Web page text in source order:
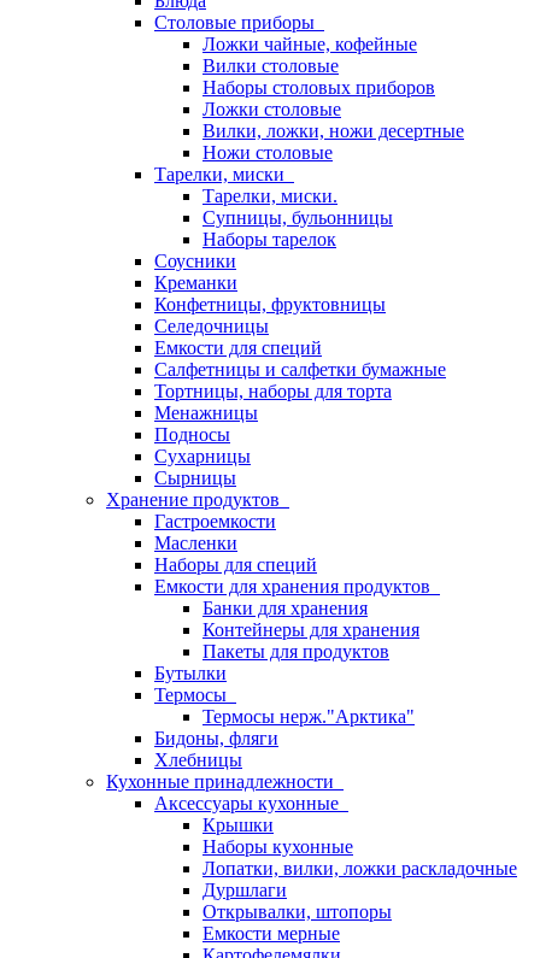
Столовые приборы
Ложки чайные, кофейные
Вилки столовые
Наборы столовых приборов
Ложки столовые
Вилки, ложки, ножи десертные
Ножи столовые
Тарелки, миски
Тарелки, миски.
Супницы, бульонницы
Наборы тарелок
Соусники
Креманки
Конфетницы, фруктовницы
Селедочницы
Емкости для специй
Салфетницы и салфетки бумажные
Тортницы, наборы для торта
Менажницы
Подносы
Сухарницы
Сырницы
Хранение продуктов
Гастроемкости
Масленки
Наборы для специй
Емкости для хранения продуктов
Банки для хранения
Контейнеры для хранения
Пакеты для продуктов
Бутылки
Термосы
Термосы нерж."Арктика"
Бидоны, фляги
Хлебницы
Кухонные принадлежности
Аксессуары кухонные
Крышки
Наборы кухонные
Лопатки, вилки, ложки раскладочные
Дуршлаги
Открывалки, штопоры
Емкости мерные